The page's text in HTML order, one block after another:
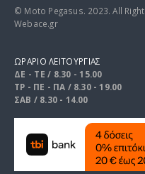
© Moto Pegasus. 2023. All
Webace.gr
ΩΡΑΡΙΟ ΛΕΙΤΟΥΡΓΙΑΣ
ΔΕ - ΤΕ / 8.30 - 15.00
ΤΡ - ΠΕ - ΠΑ / 8.30 - 19.00
ΣΑΒ / 8.30 - 14.00